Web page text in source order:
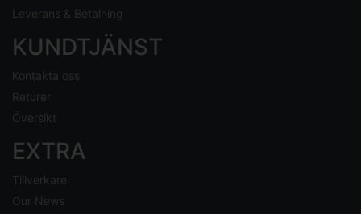
Leverans & Betalning
KUNDTJÄNST
Kontakta oss
Returer
Översikt
EXTRA
Tillverkare
Our News